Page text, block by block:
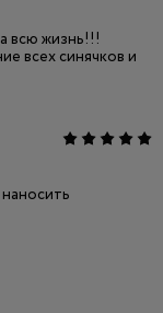
всю жизнь!!!
всех синячков и